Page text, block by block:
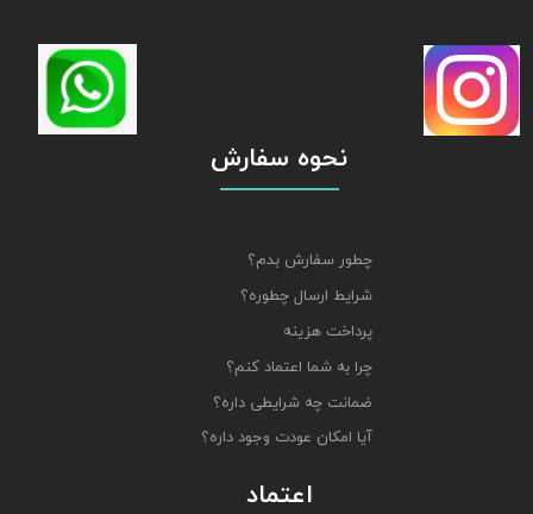
نحوه سفارش
چطور سفارش بدم؟
شرایط ارسال چطوره؟
پرداخت هزینه
چرا به شما اعتماد کنم؟
ضمانت چه شرایطی داره؟
آیا امکان عودت وجود داره؟
اعتماد